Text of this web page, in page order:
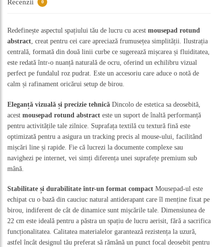
Recenzii 0
Redefinește aspectul spațiului tău de lucru cu acest mousepad rotund
abstract, creat pentru cei care apreciază frumusețea simplității. Ilustrația
centrală, formată din două linii curbe ce sugerează mișcarea și fluiditatea,
este redată într-o nuanță naturală de ocru, oferind un echilibru vizual
perfect pe fundalul roz pudrat. Este un accesoriu care aduce o notă de
calm și rafinament oricărui setup de birou.
Eleganță vizuală și precizie tehnică Dincolo de estetica sa deosebită,
acest mousepad rotund abstract este un suport de înaltă performanță
pentru activitățile tale zilnice. Suprafața textilă cu textură fină este
optimizată pentru a asigura un tracking precis al mouse-ului, facilitând
mișcări line și rapide. Fie că lucrezi la documente complexe sau
navighezi pe internet, vei simți diferența unei suprafețe premium sub
mână.
Stabilitate și durabilitate într-un format compact Mousepad-ul este
echipat cu o bază din cauciuc natural antiderapant care îl menține fixat pe
birou, indiferent de cât de dinamice sunt mișcările tale. Dimensiunea de
22 cm este ideală pentru a păstra un spațiu de lucru aerisit, fără a sacrifica
funcționalitatea. Calitatea materialelor garantează rezistența la uzură,
astfel încât designul tău preferat să rămână un punct focal deosebit pentru